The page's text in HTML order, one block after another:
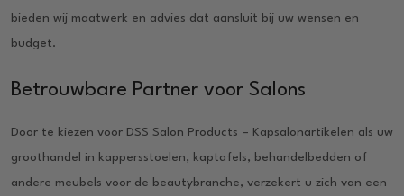
bieden wij maatwerk en advies dat aansluit bij uw wensen en
budget.
Betrouwbare Partner voor Salons
Door te kiezen voor DSS Salon Products – Kapsalonartikelen als uw
groothandel in kappersstoelen, kaptafels, behandelbedden of
andere meubels voor de beautybranche, verzekert u zich van een